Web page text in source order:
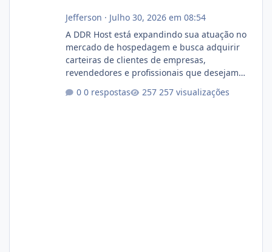
Jefferson · Julho 30, 2026 em 08:54
A DDR Host está expandindo sua atuação no
mercado de hospedagem e busca adquirir
carteiras de clientes de empresas,
revendedores e profissionais que desejam
operação. Se você possui clientes ativos de
0 respostas 257 visualizações